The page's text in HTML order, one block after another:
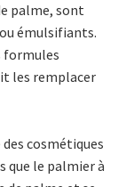
palme, sont
émulsifiants.
formules
les remplacer
cosmétiques
que le palmier à